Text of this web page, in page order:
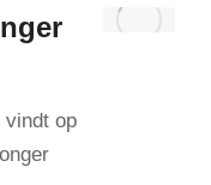
vindt op